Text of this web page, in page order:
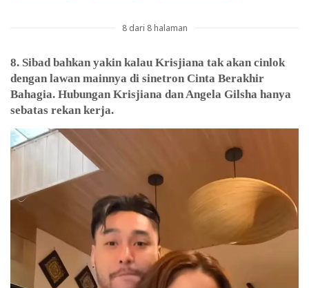
8 dari 8 halaman
8. Sibad bahkan yakin kalau Krisjiana tak akan cinlok
dengan lawan mainnya di sinetron Cinta Berakhir
Bahagia. Hubungan Krisjiana dan Angela Gilsha hanya
sebatas rekan kerja.